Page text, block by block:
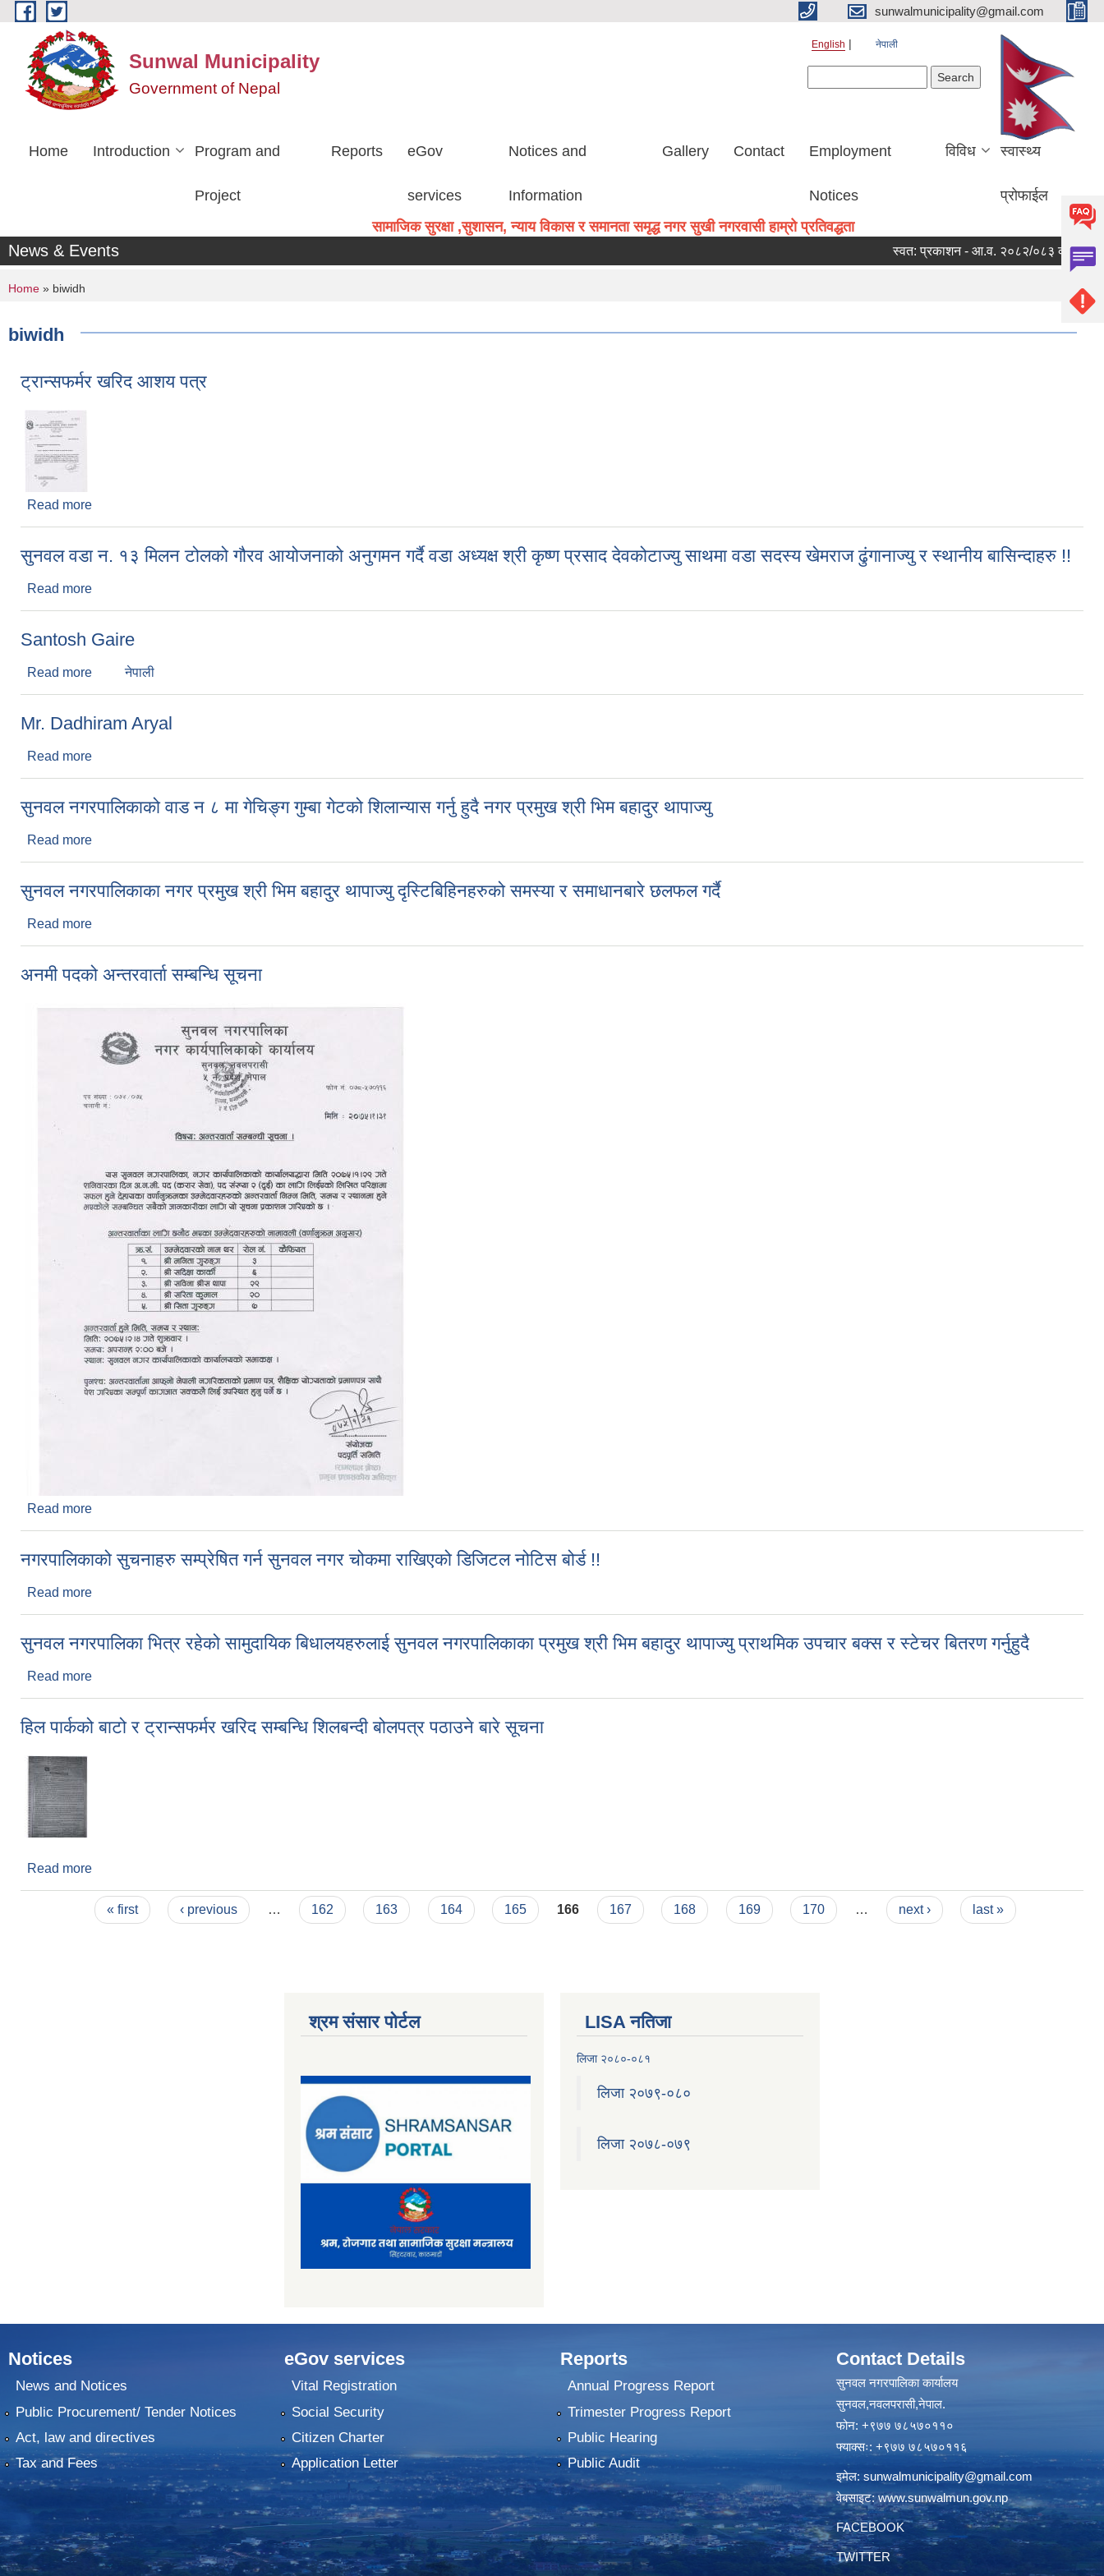
Skip to main content sunwalmunicipality@gmail.com
Sunwal Municipality
Government of Nepal
English नेपाली
Home Introduction Program and
Project
Reports eGov
services
Notices and
Information
Gallery Contact Employment
Notices
विविध स्वास्थ्य
प्रोफाईल
सामाजिक सुरक्षा ,सुशासन, न्याय विकास र समानता समृद्ध नगर सुखी नगरवासी हाम्रो प्रतिवद्धता
News & Events स्वत: प्रकाशन - आ.व. २०८२/०८३ को चौथो
You are here
Home » biwidh
biwidh
ट्रान्सफर्मर खरिद आशय पत्र
Read more
सुनवल वडा न. १३ मिलन टोलको गौरव आयोजनाको अनुगमन गर्दै वडा अध्यक्ष श्री कृष्ण प्रसाद देवकोटाज्यु साथमा वडा सदस्य खेमराज ढुंगानाज्यु र स्थानीय बासिन्दाहरु !!
Read more
Santosh Gaire
Read more about Santosh Gaire
नेपाली
Mr. Dadhiram Aryal
Read more
सुनवल नगरपालिकाको वाड न ८ मा गेचिङ्ग गुम्बा गेटको शिलान्यास गर्नु हुदै नगर प्रमुख श्री भिम बहादुर थापाज्यु
Read more
सुनवल नगरपालिकाका नगर प्रमुख श्री भिम बहादुर थापाज्यु दृस्टिबिहिनहरुको समस्या र समाधानबारे छलफल गर्दै
Read more
अनमी पदको अन्तरवार्ता सम्बन्धि सूचना
Read more
नगरपालिकाको सुचनाहरु सम्प्रेषित गर्न सुनवल नगर चोकमा राखिएको डिजिटल नोटिस बोर्ड !!
Read more
सुनवल नगरपालिका भित्र रहेको सामुदायिक बिधालयहरुलाई सुनवल नगरपालिकाका प्रमुख श्री भिम बहादुर थापाज्यु प्राथमिक उपचार बक्स र स्टेचर बितरण गर्नुहुदै
Read more
हिल पार्कको बाटो र ट्रान्सफर्मर खरिद सम्बन्धि शिलबन्दी बोलपत्र पठाउने बारे सूचना
Read more
« first ‹ previous … 162 163 164 165 166 167 168 169 170 … next › last »
श्रम संसार पोर्टल LISA नतिजा
लिजा २०८०-०८१
लिजा २०७९-०८०
लिजा २०७८-०७९
Notices
News and Notices
Public Procurement/ Tender Notices
Act, law and directives
Tax and Fees
eGov services
Vital Registration
Social Security
Citizen Charter
Application Letter
Reports
Annual Progress Report
Trimester Progress Report
Public Hearing
Public Audit
Contact Details
सुनवल नगरपालिका कार्यालय
सुनवल,नवलपरासी,नेपाल.
फोन: +९७७ ७८५७०११०
फ्याक्सः: +९७७ ७८५७०११६
इमेल: sunwalmunicipality@gmail.com
वेबसाइट:www.sunwalmun.gov.np
FACEBOOK
TWITTER